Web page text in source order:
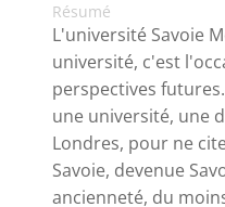
Résumé
L'université Savoie
université, c'est
perspectives
une université, une
Londres, pour ne
Savoie, devenue
ancienneté, du